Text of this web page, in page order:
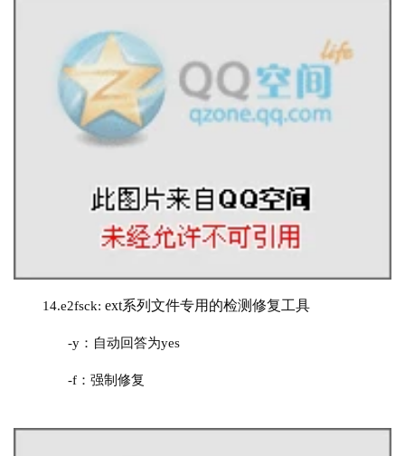
14.e2fsck: ext系列文件专用的检测修复工具
-y：自动回答为yes
-f：强制修复